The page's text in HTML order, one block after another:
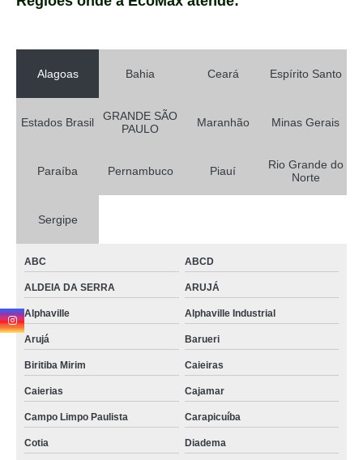
Alagoas Bahia Ceará Espírito Santo
Estados Brasil
GRANDE SÃO
PAULO
Maranhão Minas Gerais
Paraíba Pernambuco Piauí
Rio Grande do
Norte
Sergipe
ABC ABCD
ALDEIA DA SERRA ARUJÁ
Alphaville Alphaville Industrial
Arujá Barueri
Biritiba Mirim Caieiras
Caierias Cajamar
Campo Limpo Paulista Carapicuíba
Cotia Diadema